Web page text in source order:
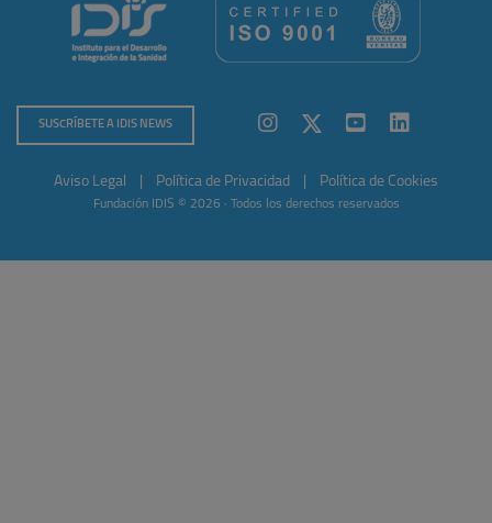
SUSCRÍBETE A IDIS NEWS
Aviso Legal Política de Privacidad Política de Cookies
Fundación IDIS © 2026 · Todos los derechos reservados